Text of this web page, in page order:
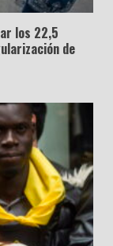
los 22,5
de